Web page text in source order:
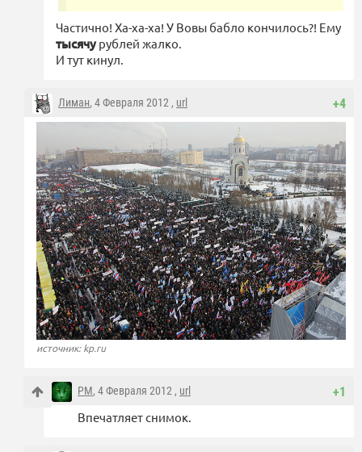
Частично! Ха-ха-ха! У Вовы бабло кончилось?! Ему
тысячурублей жалко.
И тут кинул.
+4
Лиман, 4 Февраля 2012 , url
источник: kp.ru
+1
PM, 4 Февраля 2012 , url
Впечатляет снимок.